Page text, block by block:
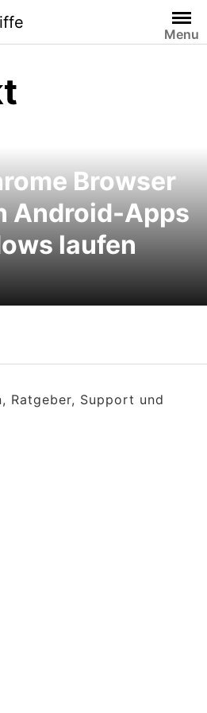
Menu
Browser
Android-Apps
laufen
Ratgeber, Support und